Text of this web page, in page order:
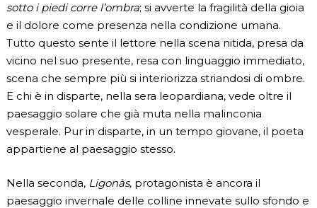
sotto i piedi corre l’ombra; si avverte la fragilità della gioia
e il dolore come presenza nella condizione umana.
Tutto questo sente il lettore nella scena nitida, presa da
vicino nel suo presente, resa con linguaggio immediato,
scena che sempre più si interiorizza striandosi di ombre.
E chi è in disparte, nella sera leopardiana, vede oltre il
paesaggio solare che già muta nella malinconia
vesperale. Pur in disparte, in un tempo giovane, il poeta
appartiene al paesaggio stesso.
Nella seconda, Ligonàs,protagonista è ancora il
paesaggio invernale delle colline innevate sullo sfondo e